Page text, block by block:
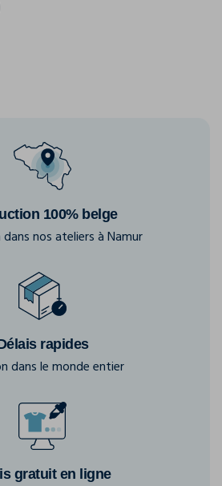
100% belge
nos ateliers à Namur
rapides
dans le monde entier
gratuit en ligne